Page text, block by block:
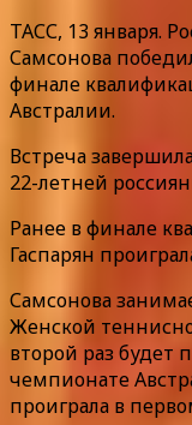
ТАСС, 13 января.
Самсонова
финале
Австралии.
Встреча
22-летней
Ранее в финале
Гаспарян
Самсонова
Женской
второй раз будет
чемпионате
проиграла в